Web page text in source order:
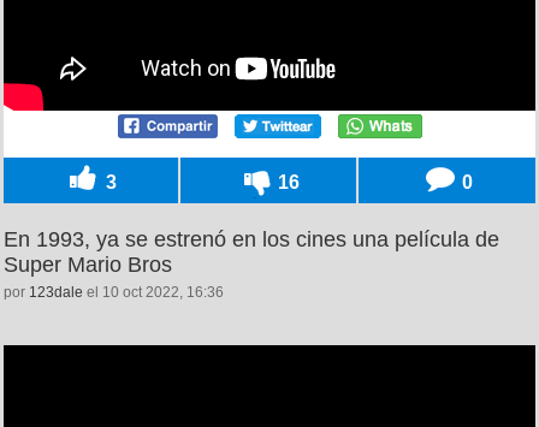
3 16 0
En 1993, ya se estrenó en los cines una película de
Super Mario Bros
por 123dale el 10 oct 2022, 16:36